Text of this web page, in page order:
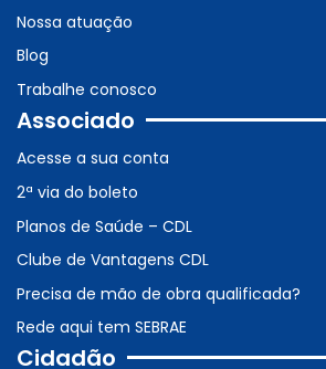
Nossa atuação
Blog
Trabalhe conosco
Associado
Acesse a sua conta
2ª via do boleto
Planos de Saúde – CDL
Clube de Vantagens CDL
Precisa de mão de obra qualificada?
Rede aqui tem SEBRAE
Cidadão